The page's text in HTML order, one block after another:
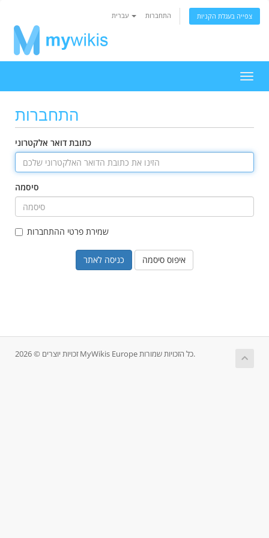
התחברות צפייה בעגלת הקניות
ניווט
התחברות
כתובת דואר אלקטרוני
סיסמה
שמירת פרטי ההתחברות
איפוס סיסמה
זכויות יוצרים © 2026 MyWikis Europe כל הזכויות שמורות.